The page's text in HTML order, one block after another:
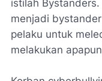
istilah
menjadi
pelaku untuk
melakukan